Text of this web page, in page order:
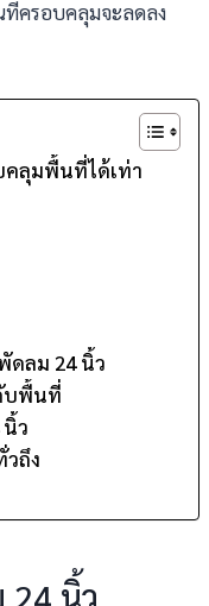
ครอบคลุมจะลดลง
ลุมพื้นที่ได้เท่า
ดลม 24 นิ้ว
บพื้นที่
ว
ถึง
นิ้ว